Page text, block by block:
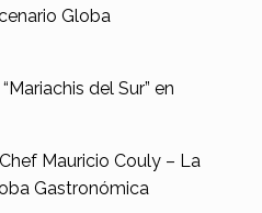
Globa
del Sur” en
Mauricio Couly – La
Gastronómica